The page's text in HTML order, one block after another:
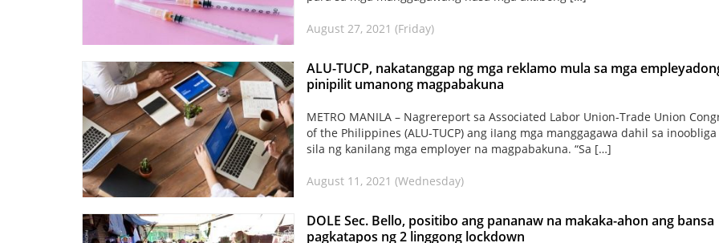
August 27, 2021 (Friday)
ALU-TUCP, nakatanggap ng mga reklamo mula sa mga
pinipilit umanong magpabakuna
METRO MANILA – Nagrereport sa Associated Labor Union-Trade Union
of the Philippines (ALU-TUCP) ang iIang mga manggagawa dahil sa inoobliga
sila ng kanilang mga employer na magpabakuna. “Sa […]
August 11, 2021 (Wednesday)
DOLE Sec. Bello, positibo ang pananaw na makaka-ahon ang bansa
pagkatapos ng 2 linggong lockdown